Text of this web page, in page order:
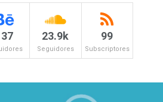
23.9k
Seguidores
99
Subscriptores